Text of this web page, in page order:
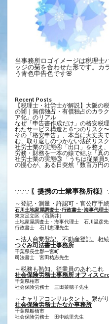
当事務所ロゴイメージは税理士
ッジの菊を合わせた形です。カ
う青色申告色です🌸
Recent Posts
【税理士・社労士が解説】大阪の
の闇｜無償独占・有償独占のカラ
ア化」のリアル
なぜ「申告書作成だけ」の格安税
れたサービス構造と６つのリスク〜
その「格安申告」、本当に大丈夫
む、取り返しのつかない法的リス
社労士業の実態④「出口」を整え
労務・財務を一本の線で結ぶ「真の
社労士業の実態③ 「うちは従業員
の慢心が、ある日突然「数百万円
∵∵∵ 〖提携の士業事務所様〗
～登記・測量・許認可・官公庁手
石川土地家屋調査士･行政書士･海事代理
東京足立区（西新井）
土地家屋調査士・海事代理士 石川温彦先
行政書士 ​石川恵理先生
～法人商業登記、不動産登記。相
つぐみ司法書士事務所
千葉県長生郡一宮町
司法書士 宮田祐志先生
～税務も熟知。従業員のあれこれ
社会保険労務士事務所 オフィス
千葉県柏市
社会保険労務士 三田菜穂子先生
～キャリアコンサルタント。繋が
社会保険労務士たなか事務所
千葉県船橋市
社会保険労務士 田中絵里先生